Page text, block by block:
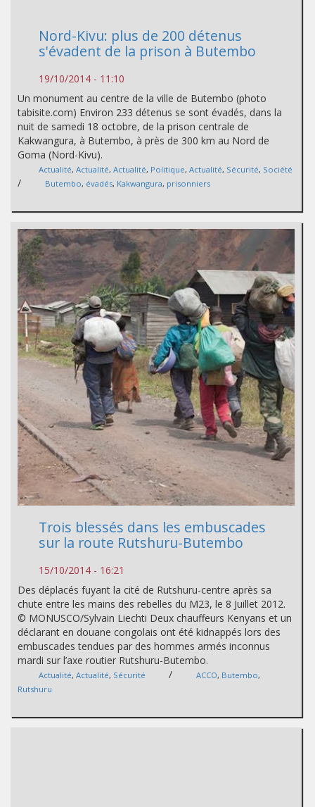
Nord-Kivu: plus de 200 détenus
s'évadent de la prison à Butembo
19/10/2014 - 11:10
Un monument au centre de la ville de Butembo (photo
tabisite.com) Environ 233 détenus se sont évadés, dans la
nuit de samedi 18 octobre, de la prison centrale de
Kakwangura, à Butembo, à près de 300 km au Nord de
Goma (Nord-Kivu).
Actualité, Actualité, Actualité, Politique, Actualité, Sécurité, Société
/ Butembo, évadés, Kakwangura, prisonniers
Trois blessés dans les embuscades
sur la route Rutshuru-Butembo
15/10/2014 - 16:21
Des déplacés fuyant la cité de Rutshuru-centre après sa
chute entre les mains des rebelles du M23, le 8 Juillet 2012.
© MONUSCO/Sylvain Liechti Deux chauffeurs Kenyans et un
déclarant en douane congolais ont été kidnappés lors des
embuscades tendues par des hommes armés inconnus
mardi sur l’axe routier Rutshuru-Butembo.
Actualité, Actualité, Sécurité / ACCO, Butembo,
Rutshuru